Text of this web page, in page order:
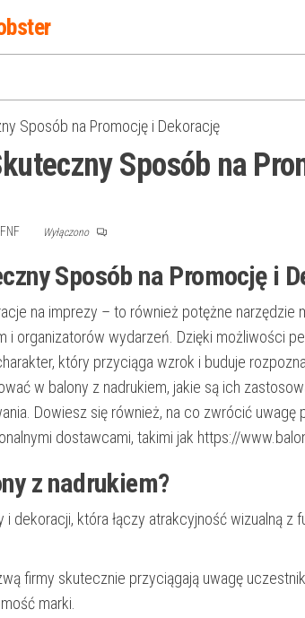
Sposób na Promocję i Dekorację
Sposób na
Wyłączono
Sposób na Promocję i
na imprezy – to również potężne narzędzie
organizatorów wydarzeń. Dzięki możliwości
który przyciąga wzrok i buduje
w balony z nadrukiem, jakie są ich
Dowiesz się również, na co zwrócić uwagę
dostawcami, takimi jak https://
z nadrukiem?
dekoracji, która łączy atrakcyjność wizualną z
firmy skutecznie przyciągają uwagę
marki.